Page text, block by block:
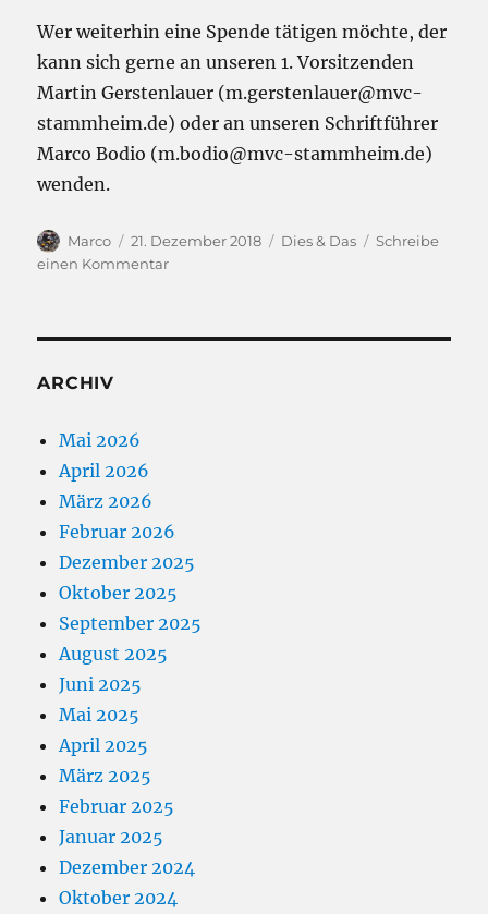
Wer weiterhin eine Spende tätigen möchte, der
kann sich gerne an unseren 1. Vorsitzenden
Martin Gerstenlauer (m.gerstenlauer@mvc-
stammheim.de) oder an unseren Schriftführer
Marco Bodio (m.bodio@mvc-stammheim.de)
wenden.
Autor
Marco
Veröffentlicht
am
21. Dezember 2018 Kategorien
Dies & Das
Schreibe
einen Kommentarzu
ARCHIV
Mai 2026
April 2026
März 2026
Februar 2026
Dezember 2025
Oktober 2025
September 2025
August 2025
Juni 2025
Mai 2025
April 2025
März 2025
Februar 2025
Januar 2025
Dezember 2024
Oktober 2024